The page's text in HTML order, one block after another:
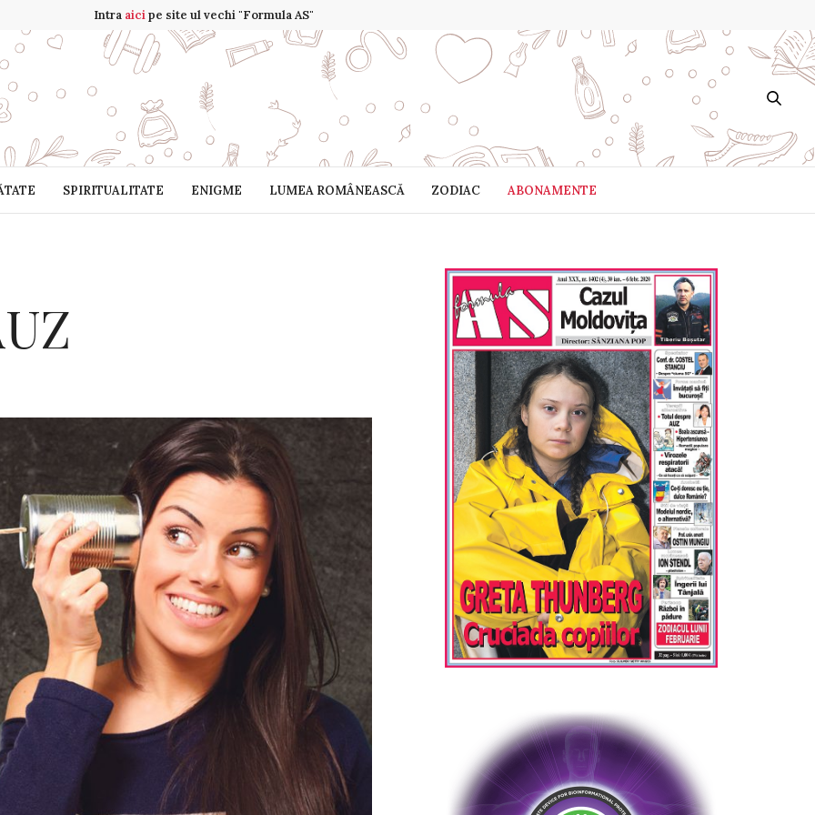
Intra aicipe site ul vechi "Formula AS"
SPIRITUALITATE ENIGME LUMEA ROMÂNEASCĂ ZODIAC ABONAMENTE